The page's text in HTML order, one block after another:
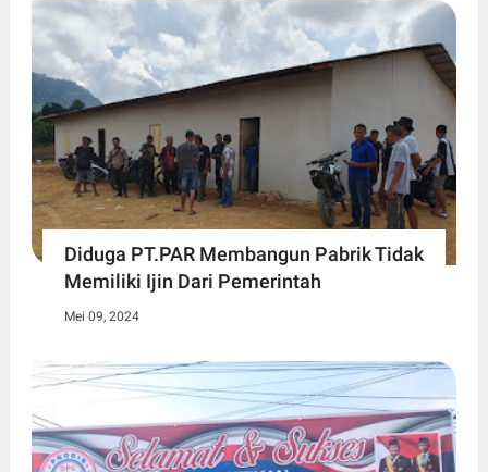
Diduga PT.PAR Membangun Pabrik Tidak
Memiliki Ijin Dari Pemerintah
Mei 09, 2024